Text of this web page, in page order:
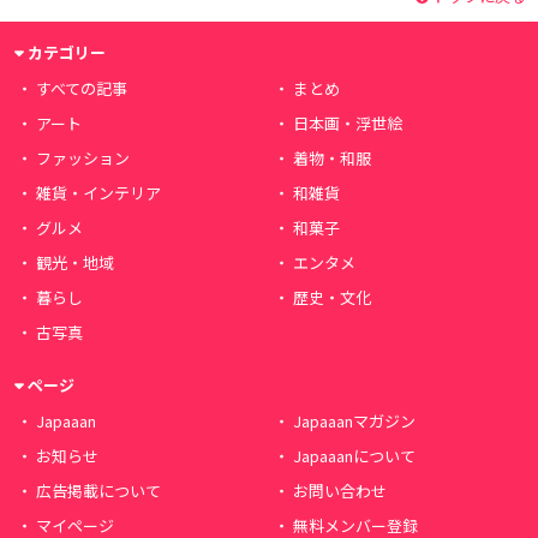
カテゴリー
すべての記事
まとめ
アート
日本画・浮世絵
ファッション
着物・和服
雑貨・インテリア
和雑貨
グルメ
和菓子
観光・地域
エンタメ
暮らし
歴史・文化
古写真
ページ
Japaaan
Japaaanマガジン
お知らせ
Japaaanについて
広告掲載について
お問い合わせ
マイページ
無料メンバー登録